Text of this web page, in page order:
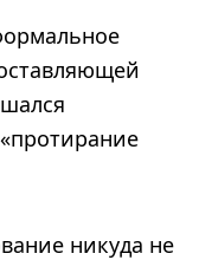
никуда не